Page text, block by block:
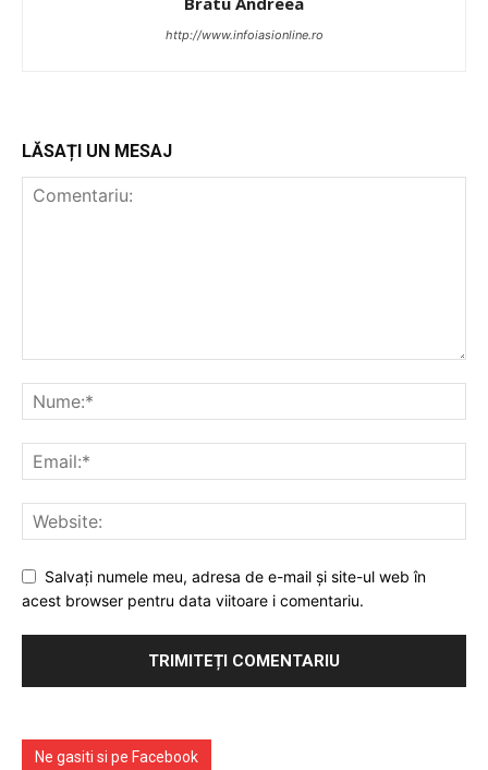
Utile
Publică gratuit anunțul tău!
http://www.infoiasionline.ro
LĂSAȚI UN MESAJ
Salvați numele meu, adresa de e-mail și site-ul web în
acest browser pentru data viitoare i comentariu.
Ne gasiti si pe Facebook